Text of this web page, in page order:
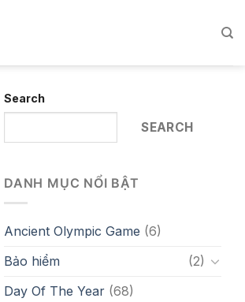
Search
SEARCH
DANH MỤC NỔI BẬT
Ancient Olympic Game (6)
Bảo hiểm
(2)
Day Of The Year (68)